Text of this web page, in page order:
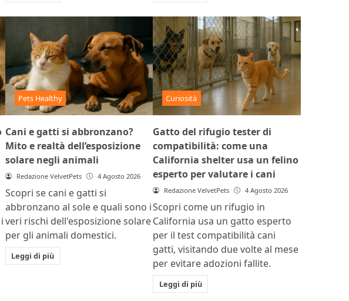
Pets Healthy
Cani e gatti si abbronzano?
Mito e realtà dell’esposizione
solare negli animali
Redazione VelvetPets 4 Agosto 2026
Scopri se cani e gatti si
abbronzano al sole e quali sono i
veri rischi dell'esposizione solare
per gli animali domestici.
Leggi di più
Curiosità
Gatto del rifugio tester di
compatibilità: come una
California shelter usa un felino
esperto per valutare i cani
Redazione VelvetPets 4 Agosto 2026
Scopri come un rifugio in
California usa un gatto esperto
per il test compatibilità cani
gatti, visitando due volte al mese
per evitare adozioni fallite.
Leggi di più